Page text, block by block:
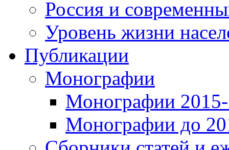
Россия и
Уровень жизни
Публикации
Монографии
Монографии 2015-
Монографии до